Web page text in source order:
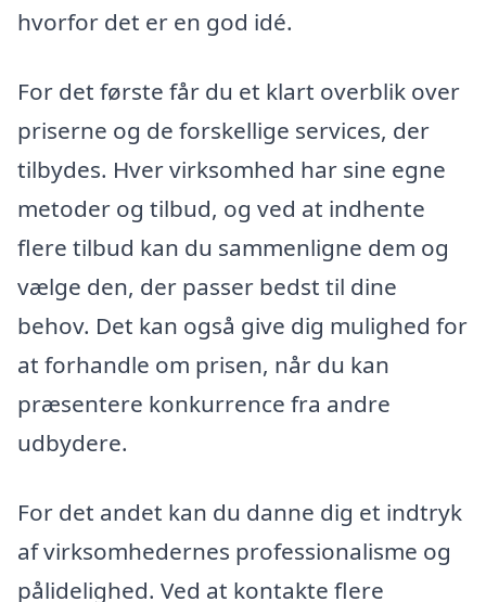
hvorfor det er en god idé.
For det første får du et klart overblik over
priserne og de forskellige services, der
tilbydes. Hver virksomhed har sine egne
metoder og tilbud, og ved at indhente
flere tilbud kan du sammenligne dem og
vælge den, der passer bedst til dine
behov. Det kan også give dig mulighed for
at forhandle om prisen, når du kan
præsentere konkurrence fra andre
udbydere.
For det andet kan du danne dig et indtryk
af virksomhedernes professionalisme og
pålidelighed. Ved at kontakte flere